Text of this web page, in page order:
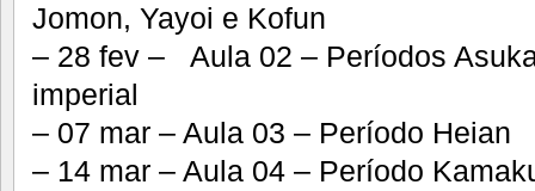
Jomon, Yayoi e Kofun
– 28 fev – Aula 02 – Períodos
imperial
– 07 mar – Aula 03 – Período Heian
– 14 mar – Aula 04 – Período